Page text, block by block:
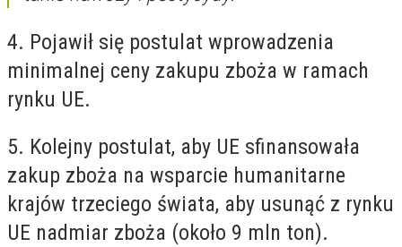
4. Pojawił się postulat wprowadzenia
minimalnej ceny zakupu zboża w ramach
rynku UE.
5. Kolejny postulat, aby UE sfinansowała
zakup zboża na wsparcie humanitarne
krajów trzeciego świata, aby usunąć z rynku
UE nadmiar zboża (około 9 mln ton).